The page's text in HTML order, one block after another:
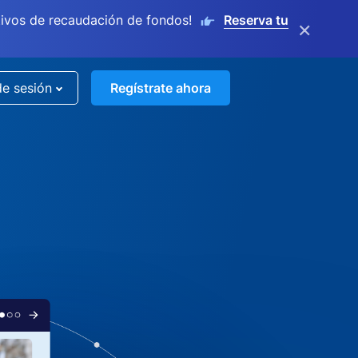
de recaudación de fondos! Reserva tu ×
sesión Regístrate ahora